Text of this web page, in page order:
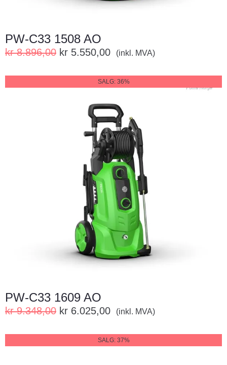
PW-C33 1508 AO
kr8.896,00 kr 5.550,00 (inkl. MVA)
SALG: 36%
PW-C33 1609 AO
kr9.348,00 kr 6.025,00 (inkl. MVA)
SALG: 37%